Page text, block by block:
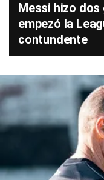
Messi hizo dos
empezó la
contundente